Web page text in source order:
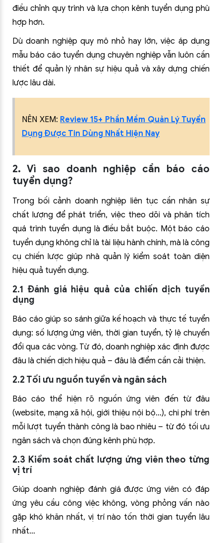
điều chỉnh quy trình và lựa chọn kênh tuyển dụng phù
hợp hơn.
Dù doanh nghiệp quy mô nhỏ hay lớn, việc áp dụng
mẫu báo cáo tuyển dụng chuyên nghiệp vẫn luôn cần
thiết để quản lý nhân sự hiệu quả và xây dựng chiến
lược lâu dài.
NÊN XEM: Review 15+ Phần Mềm Quản Lý Tuyển
Dụng Được Tin Dùng Nhất Hiện Nay
2. Vì sao doanh nghiệp cần báo cáo
tuyển dụng?
Trong bối cảnh doanh nghiệp liên tục cần nhân sự
chất lượng để phát triển, việc theo dõi và phân tích
quá trình tuyển dụng là điều bắt buộc. Một báo cáo
tuyển dụng không chỉ là tài liệu hành chính, mà là công
cụ chiến lược giúp nhà quản lý kiểm soát toàn diện
hiệu quả tuyển dụng.
2.1 Đánh giá hiệu quả của chiến dịch tuyển
dụng
Báo cáo giúp so sánh giữa kế hoạch và thực tế tuyển
dụng: số lượng ứng viên, thời gian tuyển, tỷ lệ chuyển
đổi qua các vòng. Từ đó, doanh nghiệp xác định được
đâu là chiến dịch hiệu quả – đâu là điểm cần cải thiện.
2.2 Tối ưu nguồn tuyển và ngân sách
Báo cáo thể hiện rõ nguồn ứng viên đến từ đâu
(website, mạng xã hội, giới thiệu nội bộ…), chi phí trên
mỗi lượt tuyển thành công là bao nhiêu – từ đó tối ưu
ngân sách và chọn đúng kênh phù hợp.
2.3 Kiểm soát chất lượng ứng viên theo từng
vị trí
Giúp doanh nghiệp đánh giá được ứng viên có đáp
ứng yêu cầu công việc không, vòng phỏng vấn nào
gặp khó khăn nhất, vị trí nào tốn thời gian tuyển lâu
nhất…